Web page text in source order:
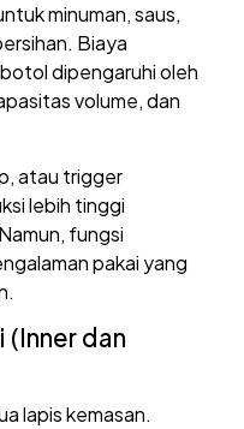
minuman, saus,
Biaya
dipengaruhi oleh
volume, dan
atau trigger
lebih tinggi
fungsi
pakai yang
(Inner dan
lapis kemasan.